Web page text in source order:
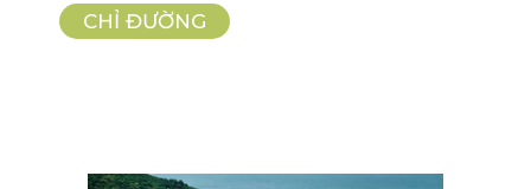
CHỈ ĐƯỜNG